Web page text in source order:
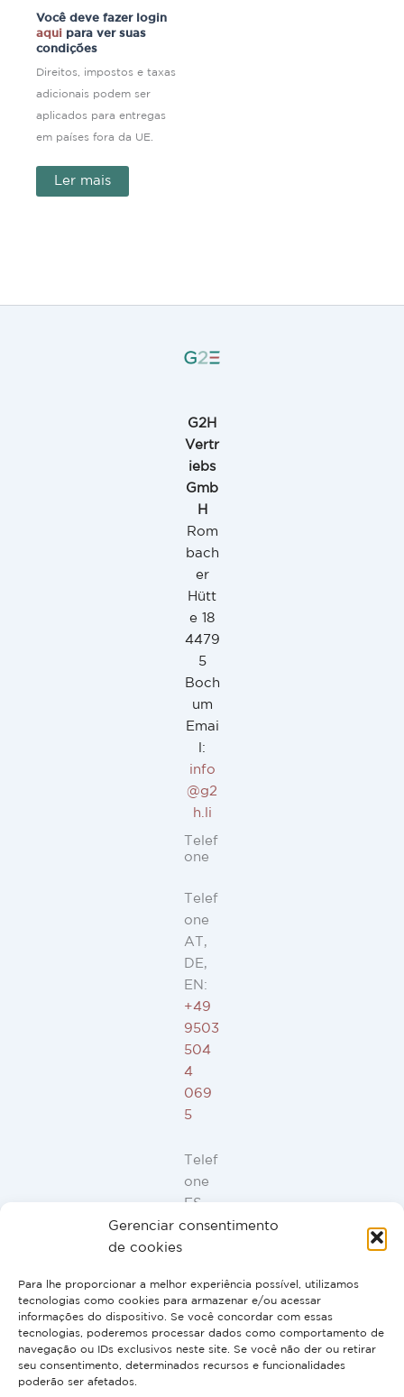
Gerenciar consentimento
de cookies
Para lhe proporcionar a melhor experiência possível, utilizamos
tecnologias como cookies para armazenar e/ou acessar
informações do dispositivo. Se você concordar com essas
tecnologias, poderemos processar dados como comportamento de
navegação ou IDs exclusivos neste site. Se você não der ou retirar
seu consentimento, determinados recursos e funcionalidades
poderão ser afetados.
Você deve fazer login
aqui para ver suas
condições
Direitos, impostos e taxas
adicionais podem ser
aplicados para entregas
em países fora da UE.
Ler mais
G2H
Vertr
iebs
Gmb
H
Rom
bach
er
Hütt
e 18
4479
5
Boch
um
Emai
l:
info
@g2
h.li
Telef
one
Telef
one
AT,
DE,
EN:
+49
9503
504
4
069
5
Telef
one
ES,
FR,
+34
946
44